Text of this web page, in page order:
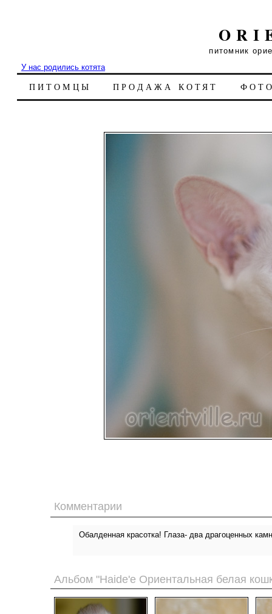
питомник
У нас родились котята
ПИТОМЦЫ ПРОДАЖА КОТЯТ
Комментарии
Обалденная красотка! Глаза- два драгоценных
Альбом "Haide'e Ориентальная белая